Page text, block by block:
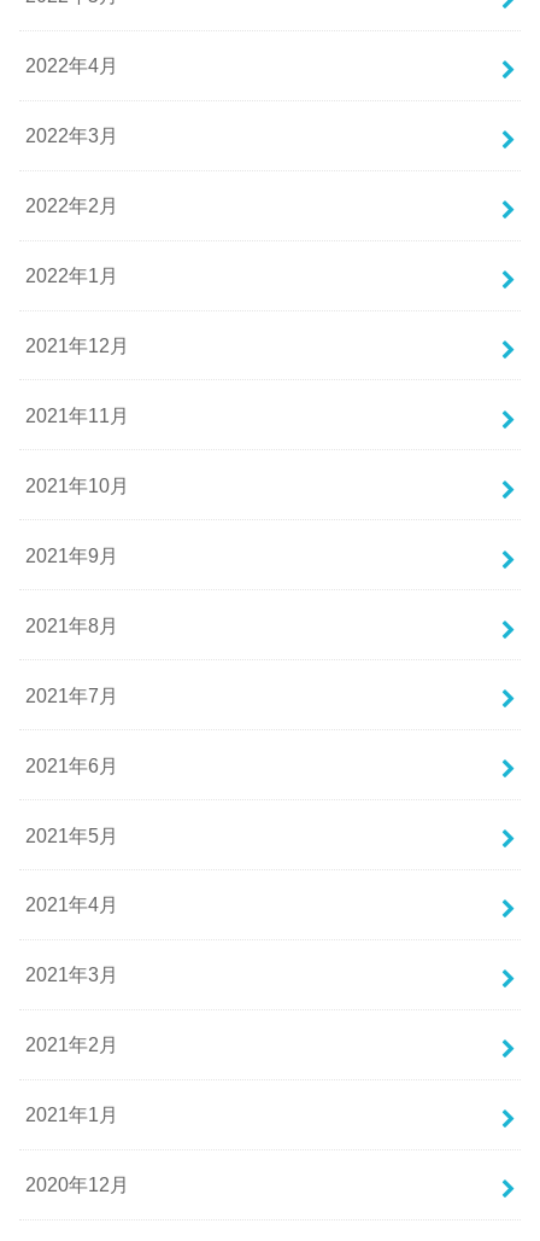
2022年4月
2022年3月
2022年2月
2022年1月
2021年12月
2021年11月
2021年10月
2021年9月
2021年8月
2021年7月
2021年6月
2021年5月
2021年4月
2021年3月
2021年2月
2021年1月
2020年12月